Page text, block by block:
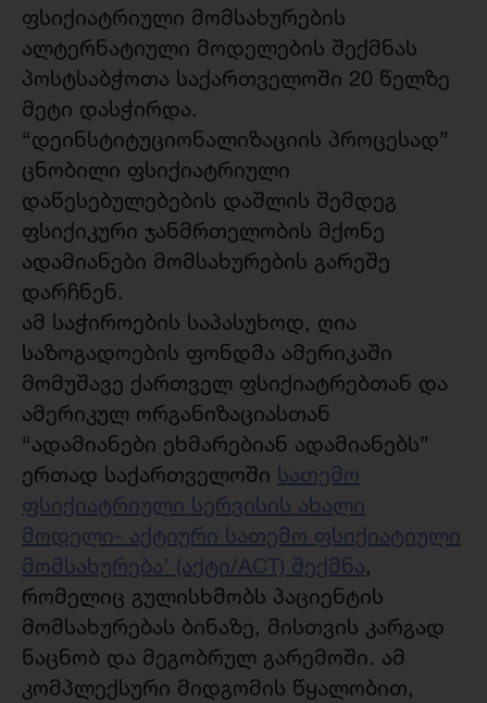
ფსიქიატრიული მომსახურების
ალტერნატიული მოდელების შექმნას
პოსტსაბჭოთა საქართველოში 20 წელზე
მეტი დასჭირდა.
“დეინსტიტუციონალიზაციის პროცესად”
ცნობილი ფსიქიატრიული
დაწესებულებების დაშლის შემდეგ
ფსიქიკური ჯანმრთელობის მქონე
ადამიანები მომსახურების გარეშე
დარჩნენ.
ამ საჭიროების საპასუხოდ, ღია
საზოგადოების ფონდმა ამერიკაში
მომუშავე ქართველ ფსიქიატრებთან და
ამერიკულ ორგანიზაციასთან
“ადამიანები ეხმარებიან ადამიანებს”
ერთად საქართველოში სათემო
ფსიქიატრიული სერვისის ახალი
მოდელი- აქტიური სათემო ფსიქიატიული
მომსახურება’ (აქტი/ACT) შექმნა,
რომელიც გულისხმობს პაციენტის
მომსახურებას ბინაზე, მისთვის კარგად
ნაცნობ და მეგობრულ გარემოში. ამ
კომპლექსური მიდგომის წყალობით,